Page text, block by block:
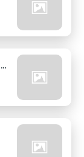
72. FUZETEA МАНГО И АНАНАС - 1500МЛ.